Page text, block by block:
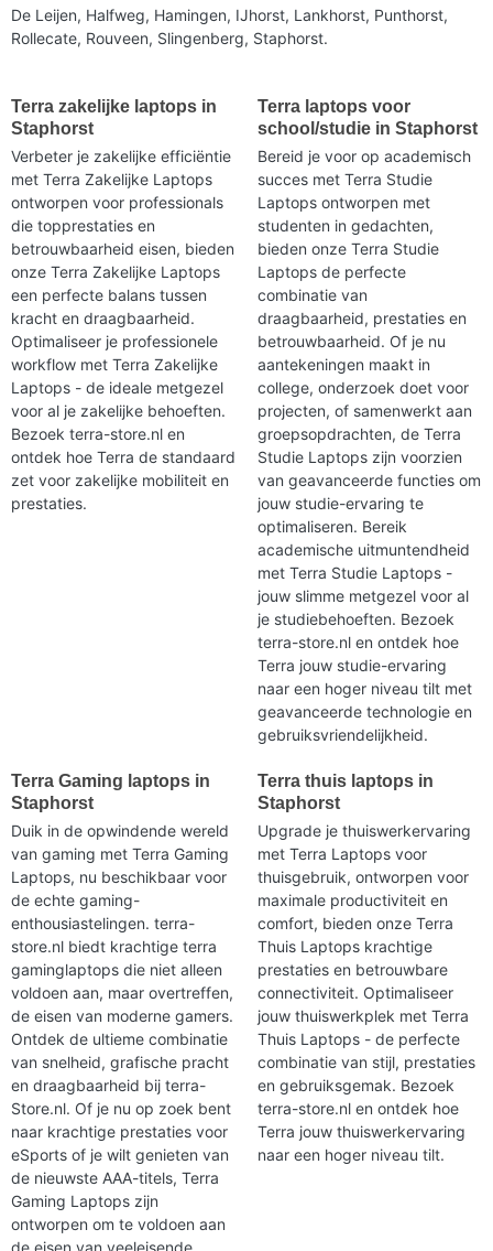
De Leijen, Halfweg, Hamingen, IJhorst, Lankhorst, Punthorst,
Rollecate, Rouveen, Slingenberg, Staphorst.
Terra zakelijke laptops in
Staphorst
Verbeter je zakelijke efficiëntie
met Terra Zakelijke Laptops
ontworpen voor professionals
die topprestaties en
betrouwbaarheid eisen, bieden
onze Terra Zakelijke Laptops
een perfecte balans tussen
kracht en draagbaarheid.
Optimaliseer je professionele
workflow met Terra Zakelijke
Laptops - de ideale metgezel
voor al je zakelijke behoeften.
Bezoek terra-store.nl en
ontdek hoe Terra de standaard
zet voor zakelijke mobiliteit en
prestaties.
Terra laptops voor
school/studie in Staphorst
Bereid je voor op academisch
succes met Terra Studie
Laptops ontworpen met
studenten in gedachten,
bieden onze Terra Studie
Laptops de perfecte
combinatie van
draagbaarheid, prestaties en
betrouwbaarheid. Of je nu
aantekeningen maakt in
college, onderzoek doet voor
projecten, of samenwerkt aan
groepsopdrachten, de Terra
Studie Laptops zijn voorzien
van geavanceerde functies om
jouw studie-ervaring te
optimaliseren. Bereik
academische uitmuntendheid
met Terra Studie Laptops -
jouw slimme metgezel voor al
je studiebehoeften. Bezoek
terra-store.nl en ontdek hoe
Terra jouw studie-ervaring
naar een hoger niveau tilt met
geavanceerde technologie en
gebruiksvriendelijkheid.
Terra Gaming laptops in
Staphorst
Duik in de opwindende wereld
van gaming met Terra Gaming
Laptops, nu beschikbaar voor
de echte gaming-
enthousiastelingen. terra-
store.nl biedt krachtige terra
gaminglaptops die niet alleen
voldoen aan, maar overtreffen,
de eisen van moderne gamers.
Ontdek de ultieme combinatie
van snelheid, grafische pracht
en draagbaarheid bij terra-
Store.nl. Of je nu op zoek bent
naar krachtige prestaties voor
eSports of je wilt genieten van
de nieuwste AAA-titels, Terra
Gaming Laptops zijn
ontworpen om te voldoen aan
Terra thuis laptops in
Staphorst
Upgrade je thuiswerkervaring
met Terra Laptops voor
thuisgebruik, ontworpen voor
maximale productiviteit en
comfort, bieden onze Terra
Thuis Laptops krachtige
prestaties en betrouwbare
connectiviteit. Optimaliseer
jouw thuiswerkplek met Terra
Thuis Laptops - de perfecte
combinatie van stijl, prestaties
en gebruiksgemak. Bezoek
terra-store.nl en ontdek hoe
Terra jouw thuiswerkervaring
naar een hoger niveau tilt.